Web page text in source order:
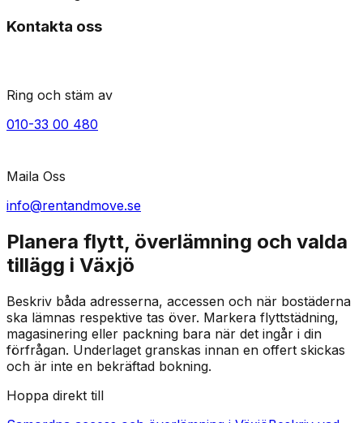
Kontakta oss
Ring och stäm av
010-33 00 480
Maila Oss
info@rentandmove.se
Planera flytt, överlämning och valda
tillägg i Växjö
Beskriv båda adresserna, accessen och när bostäderna
ska lämnas respektive tas över. Markera flyttstädning,
magasinering eller packning bara när det ingår i din
förfrågan. Underlaget granskas innan en offert skickas
och är inte en bekräftad bokning.
Hoppa direkt till